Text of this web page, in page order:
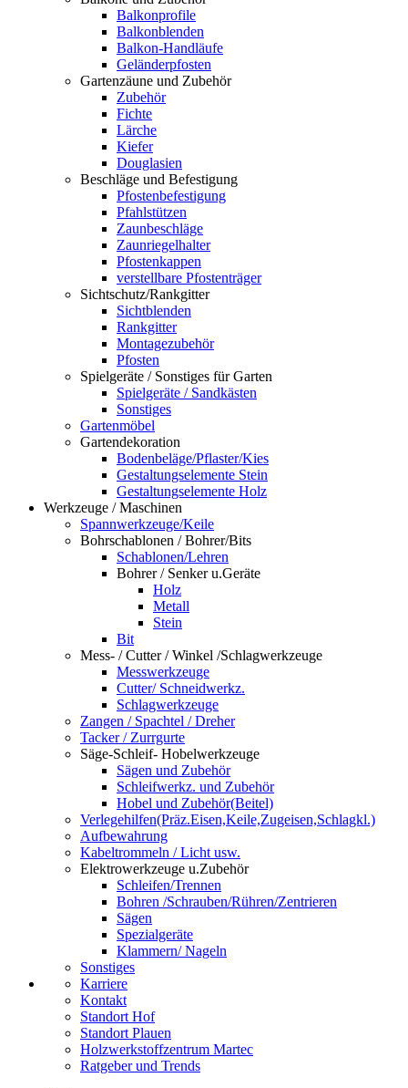
Balkonprofile
Balkonblenden
Balkon-Handläufe
Geländerpfosten
Gartenzäune und Zubehör
Zubehör
Fichte
Lärche
Kiefer
Douglasien
Beschläge und Befestigung
Pfostenbefestigung
Pfahlstützen
Zaunbeschläge
Zaunriegelhalter
Pfostenkappen
verstellbare Pfostenträger
Sichtschutz/Rankgitter
Sichtblenden
Rankgitter
Montagezubehör
Pfosten
Spielgeräte / Sonstiges für Garten
Spielgeräte / Sandkästen
Sonstiges
Gartenmöbel
Gartendekoration
Bodenbeläge/Pflaster/Kies
Gestaltungselemente Stein
Gestaltungselemente Holz
Werkzeuge / Maschinen
Spannwerkzeuge/Keile
Bohrschablonen / Bohrer/Bits
Schablonen/Lehren
Bohrer / Senker u.Geräte
Holz
Metall
Stein
Bit
Mess- / Cutter / Winkel /Schlagwerkzeuge
Messwerkzeuge
Cutter/ Schneidwerkz.
Schlagwerkzeuge
Zangen / Spachtel / Dreher
Tacker / Zurrgurte
Säge-Schleif- Hobelwerkzeuge
Sägen und Zubehör
Schleifwerkz. und Zubehör
Hobel und Zubehör(Beitel)
Verlegehilfen(Präz.Eisen,Keile,Zugeisen,Schlagkl.)
Aufbewahrung
Kabeltrommeln / Licht usw.
Elektrowerkzeuge u.Zubehör
Schleifen/Trennen
Bohren /Schrauben/Rühren/Zentrieren
Sägen
Spezialgeräte
Klammern/ Nageln
Sonstiges
Karriere
Kontakt
Standort Hof
Standort Plauen
Holzwerkstoffzentrum Martec
Ratgeber und Trends